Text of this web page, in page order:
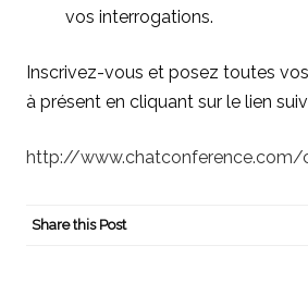
vos interrogations.
Inscrivez-vous et posez toutes
à présent en cliquant sur le lien
http://
Share this Post